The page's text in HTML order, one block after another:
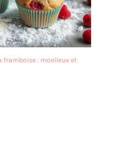
framboise : moelleux et